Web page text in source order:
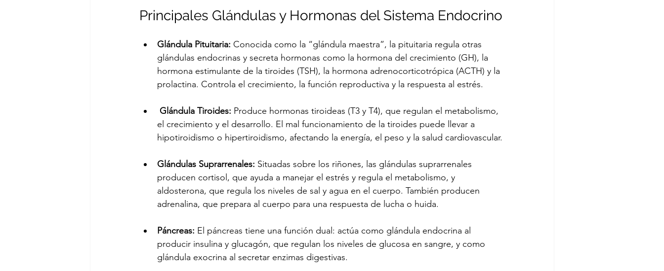
Principales Glándulas y Hormonas del Sistema Endocrino
Glándula Pituitaria: Conocida como la “glándula maestra”, la pituitaria regula otras
glándulas endocrinas y secreta hormonas como la hormona del crecimiento (GH), la
hormona estimulante de la tiroides (TSH), la hormona adrenocorticotrópica (ACTH) y la
prolactina. Controla el crecimiento, la función reproductiva y la respuesta al estrés.
Glándula Tiroides: Produce hormonas tiroideas (T3 y T4), que regulan el metabolismo,
el crecimiento y el desarrollo. El mal funcionamiento de la tiroides puede llevar a
hipotiroidismo o hipertiroidismo, afectando la energía, el peso y la salud cardiovascular.
Glándulas Suprarrenales: Situadas sobre los riñones, las glándulas suprarrenales
producen cortisol, que ayuda a manejar el estrés y regula el metabolismo, y
aldosterona, que regula los niveles de sal y agua en el cuerpo. También producen
adrenalina, que prepara al cuerpo para una respuesta de lucha o huida.
Páncreas: El páncreas tiene una función dual: actúa como glándula endocrina al
producir insulina y glucagón, que regulan los niveles de glucosa en sangre, y como
glándula exocrina al secretar enzimas digestivas.